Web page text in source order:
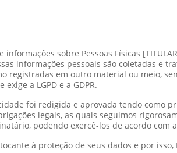
sobre Pessoas Físicas
informações pessoais são coletadas e
registradas em outro material ou meio,
a LGPD e a GDPR.
foi redigida e aprovada tendo como
legais, as quais seguimos
podendo exercê-los de acordo com
à proteção de seus dados e por